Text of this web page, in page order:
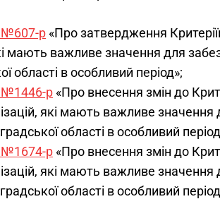
№607-р «Про затвердження
мають важливе значення для
області в особливий період»;
№1446-р «Про внесення змін до
які мають важливе
області в особливий
№1674-р «Про внесення змін до
які мають важливе
області в особливий